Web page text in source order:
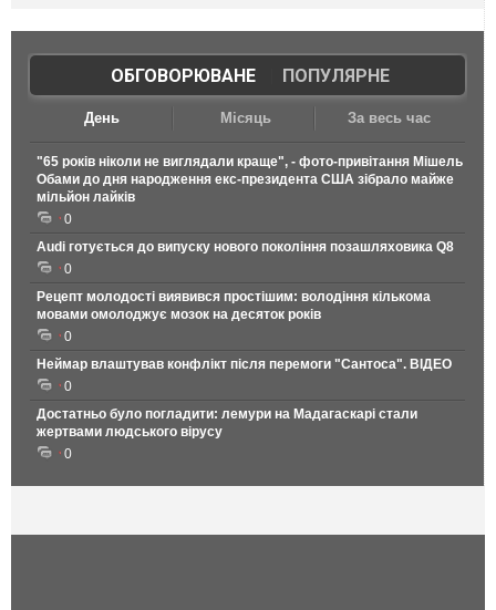
ОБГОВОРЮВАНЕ| ПОПУЛЯРНЕ
День Місяць За весь час
"65 років ніколи не виглядали краще", - фото-привітання Мішель
Обами до дня народження екс-президента США зібрало майже
мільйон лайків
0
Audi готується до випуску нового покоління позашляховика Q8
0
Рецепт молодості виявився простішим: володіння кількома
мовами омолоджує мозок на десяток років
0
Неймар влаштував конфлікт після перемоги "Сантоса". ВІДЕО
0
Достатньо було погладити: лемури на Мадагаскарі стали
жертвами людського вірусу
0